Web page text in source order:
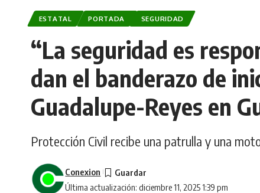
ESTATAL PORTADA SEGURIDAD
“La seguridad es
dan el banderazo de
Guadalupe-Reyes en
Protección Civil recibe una patrulla y una
Última actualización: diciembre 11, 2025 1:39 pm
Conexion